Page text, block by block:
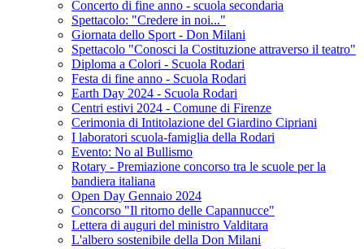
Concerto di fine anno - scuola secondaria
Spettacolo: "Credere in noi..."
Giornata dello Sport - Don Milani
Spettacolo "Conosci la Costituzione attraverso il teatro"
Diploma a Colori - Scuola Rodari
Festa di fine anno - Scuola Rodari
Earth Day 2024 - Scuola Rodari
Centri estivi 2024 - Comune di Firenze
Cerimonia di Intitolazione del Giardino Cipriani
I laboratori scuola-famiglia della Rodari
Evento: No al Bullismo
Rotary - Premiazione concorso tra le scuole per la
bandiera italiana
Open Day Gennaio 2024
Concorso "Il ritorno delle Capannucce"
Lettera di auguri del ministro Valditara
L'albero sostenibile della Don Milani